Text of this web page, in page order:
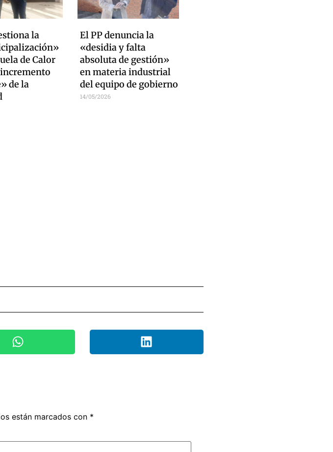
la
de Calor
de la
El PP denuncia la
«desidia y falta
absoluta de gestión»
en materia industrial
del equipo de gobierno
14/05/2026
están marcados con *